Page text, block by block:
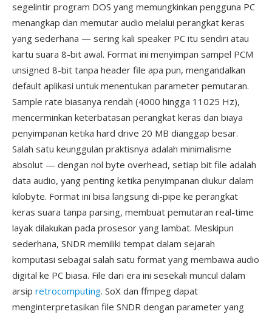
segelintir program DOS yang memungkinkan pengguna PC
menangkap dan memutar audio melalui perangkat keras
yang sederhana — sering kali speaker PC itu sendiri atau
kartu suara 8-bit awal. Format ini menyimpan sampel PCM
unsigned 8-bit tanpa header file apa pun, mengandalkan
default aplikasi untuk menentukan parameter pemutaran.
Sample rate biasanya rendah (4000 hingga 11025 Hz),
mencerminkan keterbatasan perangkat keras dan biaya
penyimpanan ketika hard drive 20 MB dianggap besar.
Salah satu keunggulan praktisnya adalah minimalisme
absolut — dengan nol byte overhead, setiap bit file adalah
data audio, yang penting ketika penyimpanan diukur dalam
kilobyte. Format ini bisa langsung di-pipe ke perangkat
keras suara tanpa parsing, membuat pemutaran real-time
layak dilakukan pada prosesor yang lambat. Meskipun
sederhana, SNDR memiliki tempat dalam sejarah
komputasi sebagai salah satu format yang membawa audio
digital ke PC biasa. File dari era ini sesekali muncul dalam
arsip retrocomputing. SoX dan ffmpeg dapat
menginterpretasikan file SNDR dengan parameter yang